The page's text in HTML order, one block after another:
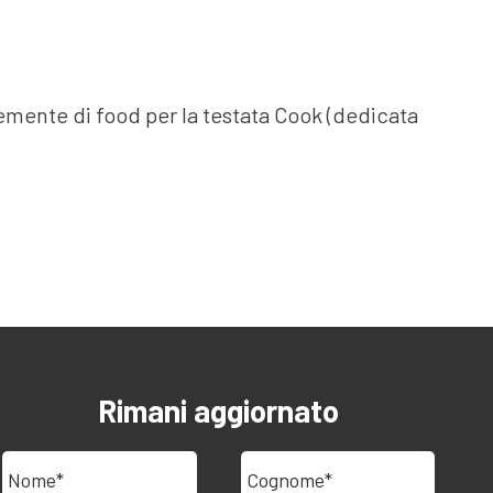
di food per la testata Cook (dedicata
Rimani aggiornato